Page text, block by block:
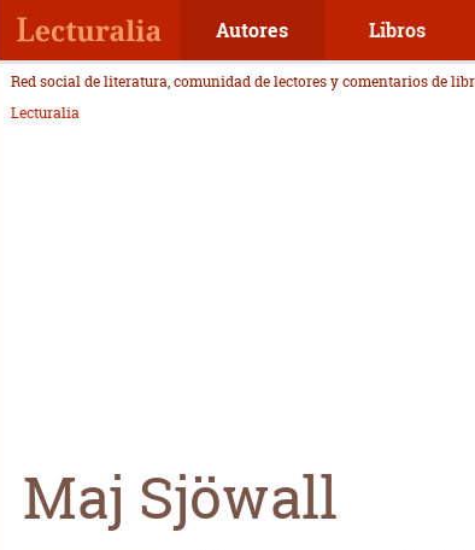
Autores Libros
Red social de literatura, comunidad de lectores y comentarios de
Lecturalia
Maj Sjöwall